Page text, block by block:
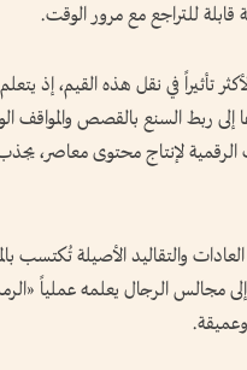
للتراجع مع مرور الوقت.
تأثيراً في نقل هذه القيم، إذ
إلى ربط السنع بالقصص والمواقف
لإنتاج محتوى معاصر،
والتقاليد الأصيلة تُكتسب
مجالس الرجال يعلمه عملياً